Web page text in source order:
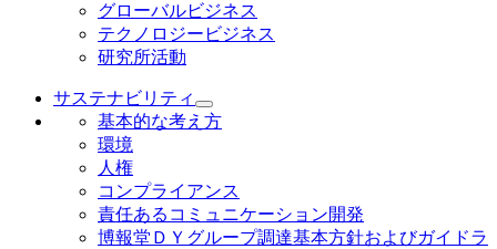
グローバルビジネス
テクノロジービジネス
研究所活動
サステナビリティ
基本的な考え方
環境
人権
コンプライアンス
責任あるコミュニケーション開発
博報堂ＤＹグループ調達基本方針およびガイドラ